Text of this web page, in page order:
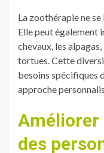
La zoothérapie ne se
Elle peut également
chevaux, les
tortues. Cette
besoins spécifiques
approche
Améliorer
des